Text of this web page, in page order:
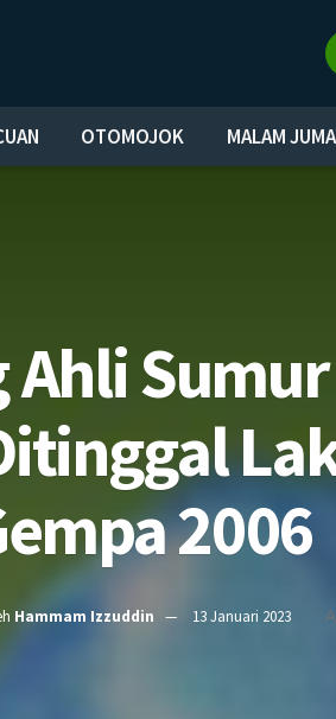
OTOMOJOK MALAM
Ahli
2006
Hammam Izzuddin 13 Januari 2023 A